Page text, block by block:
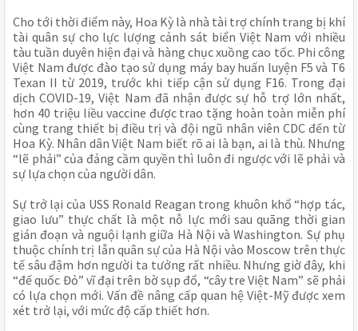
Cho tới thời điểm này, Hoa Kỳ là nhà tài trợ chính trang bị khí
tài quân sự cho lực lượng cảnh sát biển Việt Nam với nhiều
tàu tuần duyên hiện đại và hàng chục xuồng cao tốc. Phi công
Việt Nam được đào tạo sử dụng máy bay huấn luyện F5 và T6
Texan II từ 2019, trước khi tiếp cận sử dụng F16. Trong đại
dịch COVID-19, Việt Nam đã nhận được sự hỗ trợ lớn nhất,
hơn 40 triệu liều vaccine được trao tặng hoàn toàn miễn phí
cùng trang thiết bị điều trị và đội ngũ nhân viên CDC đến từ
Hoa Kỳ. Nhân dân Việt Nam biết rõ ai là bạn, ai là thù. Nhưng
“lẽ phải” của đảng cầm quyền thì luôn đi ngược với lẽ phải và
sự lựa chọn của người dân.
Sự trở lại của USS Ronald Reagan trong khuôn khổ “hợp tác,
giao lưu” thực chất là một nỗ lực mới sau quãng thời gian
gián đoạn và nguội lạnh giữa Hà Nội và Washington. Sự phụ
thuộc chính trị lẫn quân sự của Hà Nội vào Moscow trên thực
tế sâu đậm hơn người ta tưởng rất nhiều. Nhưng giờ đây, khi
“đế quốc Đỏ” vĩ đại trên bờ sụp đổ, “cây tre Việt Nam” sẽ phải
có lựa chọn mới. Vấn đề nâng cấp quan hệ Việt-Mỹ được xem
xét trở lại, với mức độ cấp thiết hơn.